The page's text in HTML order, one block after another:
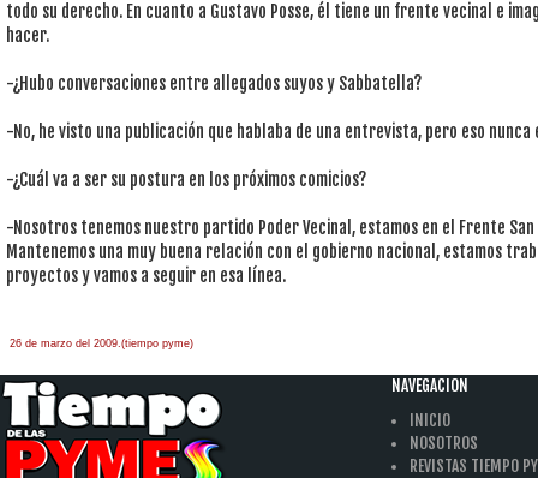
todo su derecho. En cuanto a Gustavo Posse, él tiene un frente vecinal e
hacer.
-¿Hubo conversaciones entre allegados suyos y Sabbatella?
-No, he visto una publicación que hablaba de una entrevista, pero eso nunca
-¿Cuál va a ser su postura en los próximos comicios?
-Nosotros tenemos nuestro partido Poder Vecinal, estamos en el Frente
Mantenemos una muy buena relación con el gobierno nacional, estamos
proyectos y vamos a seguir en esa línea.
26 de marzo del 2009.(tiempo pyme)
NAVEGACION
INICIO
NOSOTROS
REVISTAS TIEMPO